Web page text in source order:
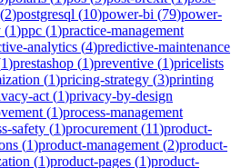
(2)postgresql (10)power-bi (79)power-
(1)ppc (1)practice-management
analytics (4)predictive-maintenance
1)prestashop (1)preventive (1)pricelists
(1)pricing-strategy (3)printing
act (1)privacy-by-design
(1)process-management
safety (1)procurement (11)product-
(1)product-management (2)product-
(1)product-pages (1)product-